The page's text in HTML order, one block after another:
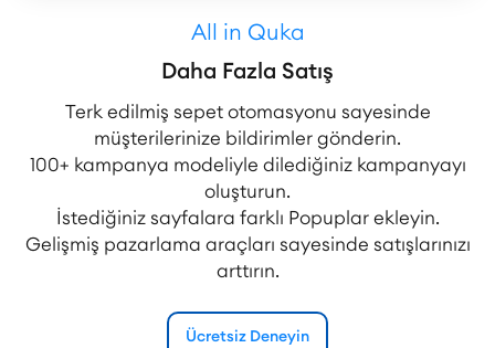
All in Quka
Daha Fazla Satış
Terk edilmiş sepet otomasyonu sayesinde
müşterilerinize bildirimler gönderin.
100+ kampanya modeliyle dilediğiniz kampanyayı
oluşturun.
İstediğiniz sayfalara farklı Popuplar ekleyin.
Gelişmiş pazarlama araçları sayesinde satışlarınızı
arttırın.
Ücretsiz Deneyin